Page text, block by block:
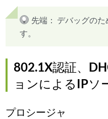
先端： デバッグのた
す。
802.1X認証、
ョンによるIPソ
プロシージャ